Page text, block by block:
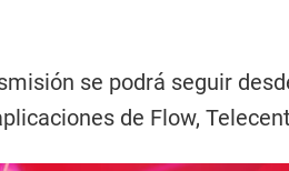
se podrá seguir
de Flow,